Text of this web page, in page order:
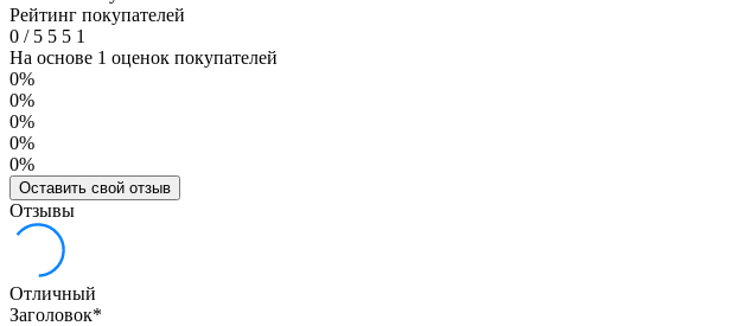
Рейтинг покупателей
0 /5 5 5 1
На основе 1 оценок покупателей
0%
0%
0%
0%
0%
Оставить свой отзыв
Отзывы
Отличный
Заголовок*